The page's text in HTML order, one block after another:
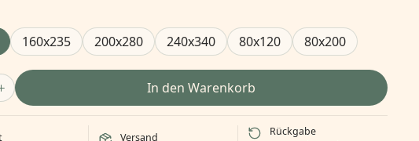
160x235 200x280 240x340 80x120 80x200
In den Warenkorb
Versand
Rückgabe